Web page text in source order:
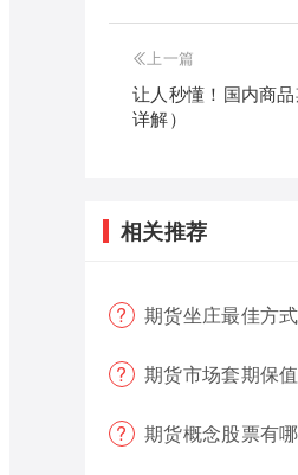
上一篇
让人秒懂！国内商
详解）
相关推荐
期货坐庄最佳方
期货市场套期保
期货概念股票有